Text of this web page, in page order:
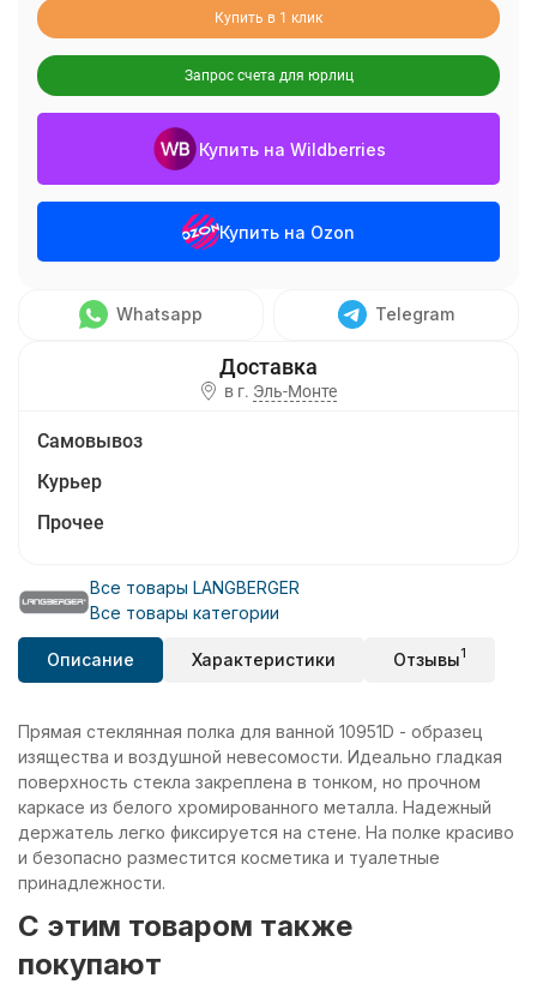
Купить в 1 клик
Запрос счета для юрлиц
Купить на Wildberries
Купить на Ozon
Whatsapp Telegram
в г. Эль-Монте
Самовывоз
Курьер
Прочее
Все товары LANGBERGER
Все товары категории
Описание Характеристики Отзывы1
Прямая стеклянная полка для ванной 10951D - образец
изящества и воздушной невесомости. Идеально гладкая
поверхность стекла закреплена в тонком, но прочном
каркасе из белого хромированного металла. Надежный
держатель легко фиксируется на стене. На полке красиво
и безопасно разместится косметика и туалетные
принадлежности.
C этим товаром также
покупают